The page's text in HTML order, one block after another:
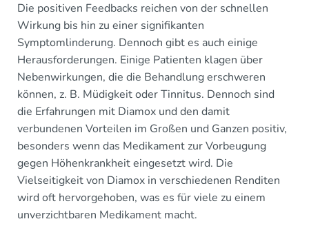
Die positiven Feedbacks reichen von der schnellen
Wirkung bis hin zu einer signifikanten
Symptomlinderung. Dennoch gibt es auch einige
Herausforderungen. Einige Patienten klagen über
Nebenwirkungen, die die Behandlung erschweren
können, z. B. Müdigkeit oder Tinnitus. Dennoch sind
die Erfahrungen mit Diamox und den damit
verbundenen Vorteilen im Großen und Ganzen positiv,
besonders wenn das Medikament zur Vorbeugung
gegen Höhenkrankheit eingesetzt wird. Die
Vielseitigkeit von Diamox in verschiedenen Renditen
wird oft hervorgehoben, was es für viele zu einem
unverzichtbaren Medikament macht.